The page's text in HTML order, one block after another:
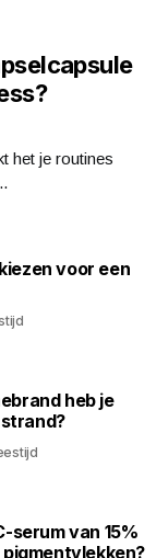
het je routines
voor een
heb je
serum van 15%